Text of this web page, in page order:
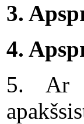
3.
4.
5. Ar